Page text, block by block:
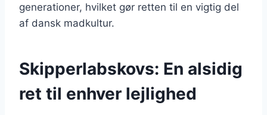
generationer, hvilket gør retten til en vigtig del
af dansk madkultur.
Skipperlabskovs: En alsidig
ret til enhver lejlighed